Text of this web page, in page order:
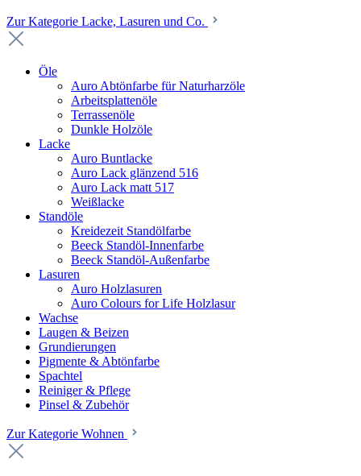
Zur Kategorie Lacke, Lasuren und Co.
Öle
Auro Abtönfarbe für Naturharzöle
Arbeitsplattenöle
Terrassenöle
Dunkle Holzöle
Lacke
Auro Buntlacke
Auro Lack glänzend 516
Auro Lack matt 517
Weißlacke
Standöle
Kreidezeit Standölfarbe
Beeck Standöl-Innenfarbe
Beeck Standöl-Außenfarbe
Lasuren
Auro Holzlasuren
Auro Colours for Life Holzlasur
Wachse
Laugen & Beizen
Grundierungen
Pigmente & Abtönfarbe
Spachtel
Reiniger & Pflege
Pinsel & Zubehör
Zur Kategorie Wohnen